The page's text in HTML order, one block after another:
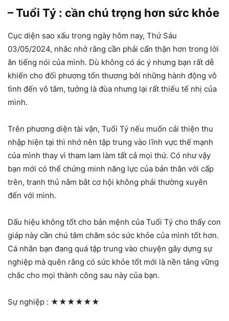
– Tuổi Tý : cần chú trọng hơn sức khỏe
Cục diện sao xấu trong ngày hôm nay, Thứ Sáu
03/05/2024, nhắc nhở rằng cần phải cẩn thận hơn trong lời
ăn tiếng nói của mình. Dù không có ác ý nhưng bạn rất dễ
khiến cho đối phương tổn thương bởi những hành động vô
tình đến vô tâm, tưởng là đùa nhưng lại rất thiếu tế nhị của
mình.
Trên phương diện tài vận, Tuổi Tý nếu muốn cải thiện thu
nhập hiện tại thì nhớ nên tập trung vào lĩnh vực thế mạnh
của mình thay vì tham lam làm tất cả mọi thứ. Có như vậy
bạn mới có thể chứng minh năng lực của bản thân với cấp
trên, tranh thủ nắm bắt cơ hội không phải thường xuyên
đến với mình.
Dấu hiệu không tốt cho bản mệnh của Tuổi Tý cho thấy con
giáp này cần chú tâm chăm sóc sức khỏe của mình tốt hơn.
Cá nhân bạn đang quá tập trung vào chuyện gây dựng sự
nghiệp mà quên rằng có sức khỏe tốt mới là nền tảng vững
chắc cho mọi thành công sau này của bạn.
Sự nghiệp : ★★★★★★